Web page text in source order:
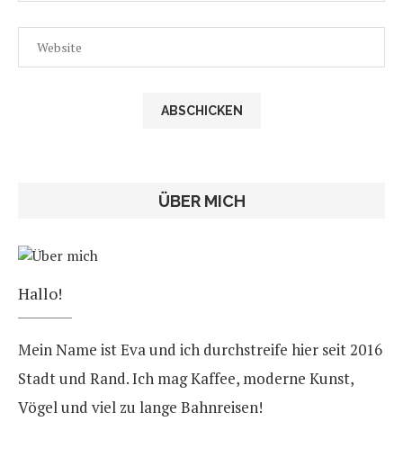
ÜBER MICH
Hallo!
Mein Name ist Eva und ich durchstreife hier seit 2016
Stadt und Rand. Ich mag Kaffee, moderne Kunst,
Vögel und viel zu lange Bahnreisen!